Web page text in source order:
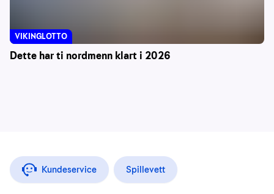
Dette har ti nordmenn klart i 2026
VIKINGLOTTO
Kundeservice Spillevett